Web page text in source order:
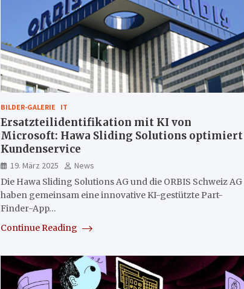
BILDER-GALERIE IT
Ersatzteilidentifikation mit KI von
Microsoft: Hawa Sliding Solutions optimiert
Kundenservice
19. März 2025
News
Die Hawa Sliding Solutions AG und die ORBIS Schweiz AG
haben gemeinsam eine innovative KI-gestützte Part-
Finder-App…
Continue Reading